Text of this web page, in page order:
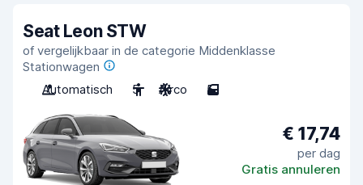
Seat Leon STW
of vergelijkbaar in de categorie Middenklasse
Stationwagen
Automatisch
5 Airco 5
€ 17,74
per dag
Gratis annuleren